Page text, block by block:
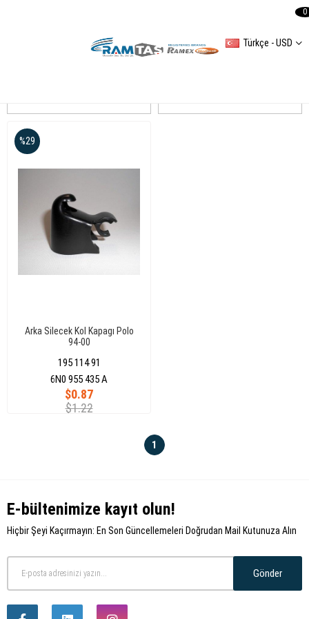
Türkçe - USD
0
Arka Silecek Kol Kapagı Polo
94-00
195 114 91
$0.87
$1.22
%29
6N0 955 435 A
1
E-bültenimize kayıt olun!
Hiçbir Şeyi Kaçırmayın: En Son Güncellemeleri Doğrudan Mail Kutunuza Alın
Gönder